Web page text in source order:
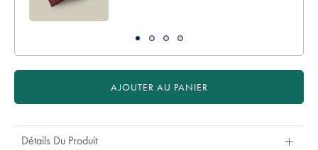
AJOUTER AU PANIER
Détails Du Produit